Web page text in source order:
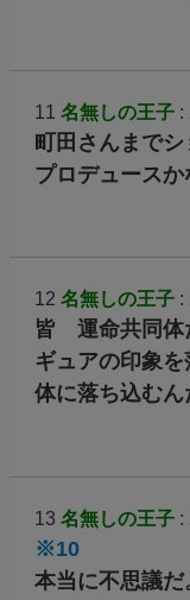
11 名無しの王子:
町田さんまでシ
プロデュース
12 名無しの王子:
皆 運命共同体
ギュアの印象
体に落ち込むん
13 名無しの王子:
※10
本当に不思議